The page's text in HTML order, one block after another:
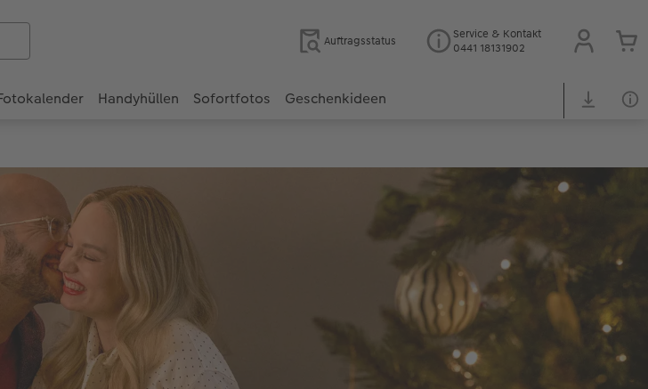
Auftragsstatus
Service & Kontakt
0441 18131902
Handyhüllen Sofortfotos Geschenkideen